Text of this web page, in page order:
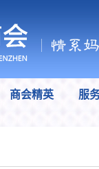
商会精英 服